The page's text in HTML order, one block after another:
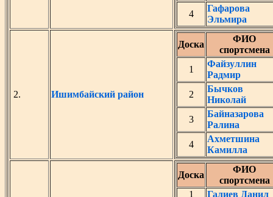
4
Гафарова
Эльмира
2. Ишимбайский район
Доска
ФИО
спортсмена
1
Файзуллин
Радмир
2
Бычков
Николай
3
Байназарова
Ралина
4
Ахметшина
Камилла
Доска
ФИО
спортсмена
1
Галиев Данил